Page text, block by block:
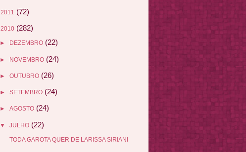
2011 (72)
2010 (282)
► DEZEMBRO (22)
► NOVEMBRO (24)
► OUTUBRO (26)
► SETEMBRO (24)
► AGOSTO (24)
▼ JULHO (22)
TODA GAROTA QUER DE LARISSA SIRIANI